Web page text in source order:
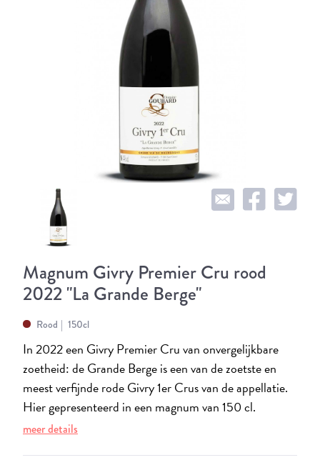
Magnum Givry Premier Cru rood
2022 "La Grande Berge"
Rood 150cl
In 2022 een Givry Premier Cru van onvergelijkbare
zoetheid: de Grande Berge is een van de zoetste en
meest verfijnde rode Givry 1er Crus van de appellatie.
Hier gepresenteerd in een magnum van 150 cl.
meer details